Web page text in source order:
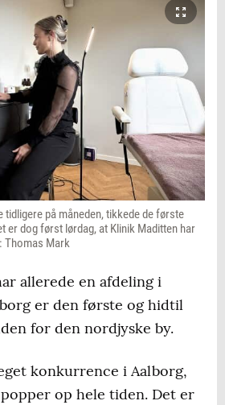
tidligere på måneden, tikkede de første
er dog først lørdag, at Klinik Maditten har
Thomas Mark
allerede en afdeling i
er den første og hidtil
for den nordjyske by.
konkurrence i Aalborg,
op hele tiden. Det er